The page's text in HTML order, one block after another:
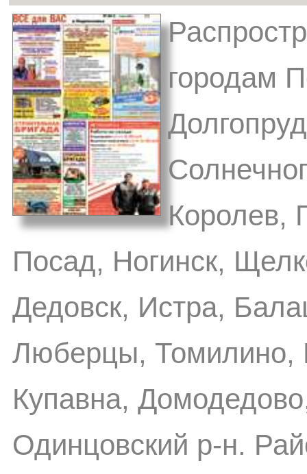
городам
Королев,
Посад, Ногинск,
Дедовск, Истра,
Люберцы, Томилино,
Купавна,
Одинцовский р-н.